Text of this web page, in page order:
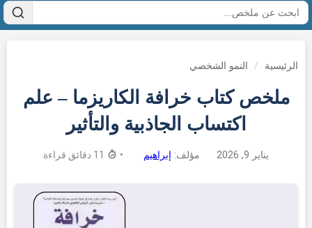
الرئيسية / النمو الشخصي
ملخص كتاب خرافة الكاريزما – علم
اكتساب الجاذبية والتأثير
يناير 9, 2026 مؤلف: إبراهيم •